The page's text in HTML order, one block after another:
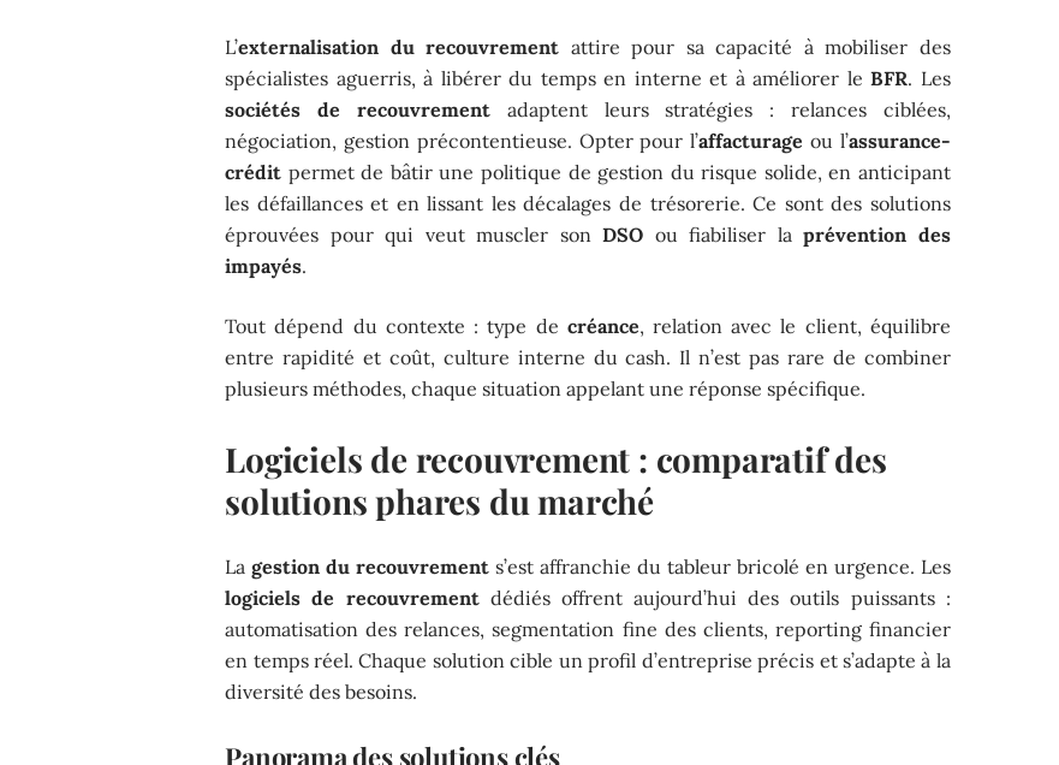
L’externalisation du recouvrement attire pour sa capacité à mobiliser des
spécialistes aguerris, à libérer du temps en interne et à améliorer leBFR. Les
sociétés de recouvrementadaptent leurs stratégies : relances ciblées,
négociation, gestion précontentieuse. Opter pour l’affacturage ou l’assurance-
crédit permet de bâtir une politique de gestion du risque solide, en anticipant
les défaillances et en lissant les décalages de trésorerie. Ce sont des solutions
éprouvées pour qui veut muscler sonDSO ou fiabiliser laprévention des
impayés.
Tout dépend du contexte : type de créance, relation avec le client, équilibre
entre rapidité et coût, culture interne du cash. Il n’est pas rare de combiner
plusieurs méthodes, chaque situation appelant une réponse spécifique.
Logiciels de recouvrement : comparatif des
solutions phares du marché
Lagestion du recouvrement s’est affranchie du tableur bricolé en urgence. Les
logiciels de recouvrementdédiés offrent aujourd’hui des outils puissants :
automatisation des relances, segmentation fine des clients, reporting financier
en temps réel. Chaque solution cible un profil d’entreprise précis et s’adapte à la
diversité des besoins.
Panorama des solutions clés